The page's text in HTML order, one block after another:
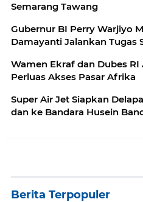
Semarang Tawang
Gubernur BI Perry Warjiyo
Damayanti Jalankan Tugas
Wamen Ekraf dan Dubes
Perluas Akses Pasar Afrika
Super Air Jet Siapkan
dan ke Bandara Husein
Berita Terpopuler